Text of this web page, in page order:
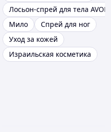
Лосьон-спрей для тела AVON
Мило
Спрей для ног
Уход за кожей
Израильская косметика